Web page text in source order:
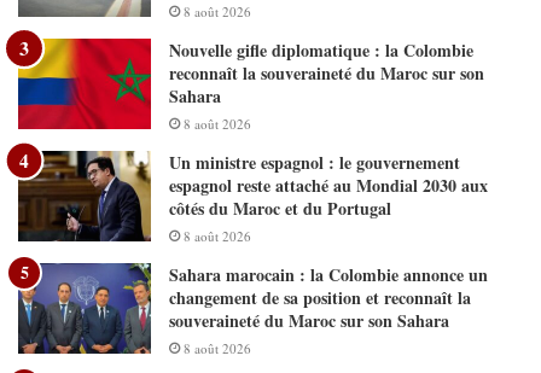
8 août 2026
Nouvelle gifle diplomatique : la Colombie
reconnaît la souveraineté du Maroc sur son
Sahara
8 août 2026
Un ministre espagnol : le gouvernement
espagnol reste attaché au Mondial 2030 aux
côtés du Maroc et du Portugal
8 août 2026
Sahara marocain : la Colombie annonce un
changement de sa position et reconnaît la
souveraineté du Maroc sur son Sahara
8 août 2026